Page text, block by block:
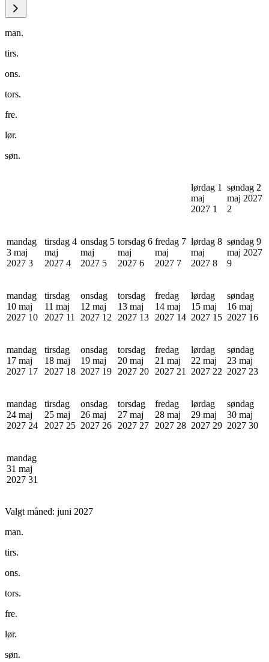
man.
tirs.
ons.
tors.
fre.
lør.
søn.
lørdag 1
maj
2027 1
søndag 2
maj 2027
2
mandag
3 maj
2027 3
tirsdag 4
maj
2027 4
onsdag 5
maj
2027 5
torsdag 6
maj
2027 6
fredag 7
maj
2027 7
lørdag 8
maj
2027 8
søndag 9
maj 2027
9
mandag
10 maj
2027 10
tirsdag
11 maj
2027 11
onsdag
12 maj
2027 12
torsdag
13 maj
2027 13
fredag
14 maj
2027 14
lørdag
15 maj
2027 15
søndag
16 maj
2027 16
mandag
17 maj
2027 17
tirsdag
18 maj
2027 18
onsdag
19 maj
2027 19
torsdag
20 maj
2027 20
fredag
21 maj
2027 21
lørdag
22 maj
2027 22
søndag
23 maj
2027 23
mandag
24 maj
2027 24
tirsdag
25 maj
2027 25
onsdag
26 maj
2027 26
torsdag
27 maj
2027 27
fredag
28 maj
2027 28
lørdag
29 maj
2027 29
søndag
30 maj
2027 30
mandag
31 maj
2027 31
Valgt måned: juni 2027
man.
tirs.
ons.
tors.
fre.
lør.
søn.